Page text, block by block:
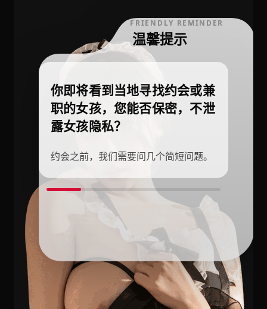
FRIENDLY REMINDER
温馨提示
你即将看到当地寻找约会或兼
职的女孩，您能否保密，不泄
露女孩隐私？
约会之前，我们需要问几个简短问题。